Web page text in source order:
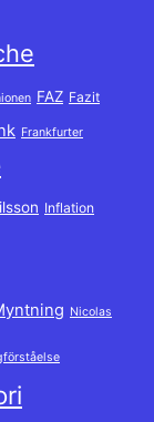
FAZ Fazit
Frankfurter
Inflation
Nicolas